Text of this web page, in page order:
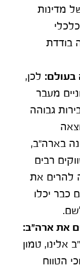
מדינות
בודדת
בעולם: לכן,
מעבר
גבוהה
בארה"ב,
רבים
להרים את
כבר יכלו
את ארה"ב:
אלינו, טמון
הטווח